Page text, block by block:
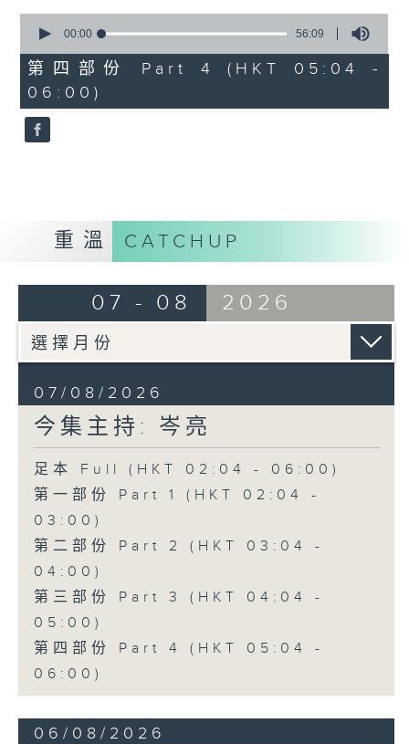
seconds
56
minutes,
9
seconds
00:00 56:09
第四部份 Part 4 (HKT 05:04 -
06:00)
重溫 CATCHUP
07 - 08 2026
07/08/2026
今集主持: 岑亮
足本 Full (HKT 02:04 - 06:00)
第一部份 Part 1 (HKT 02:04 -
03:00)
第二部份 Part 2 (HKT 03:04 -
04:00)
第三部份 Part 3 (HKT 04:04 -
05:00)
第四部份 Part 4 (HKT 05:04 -
06:00)
06/08/2026